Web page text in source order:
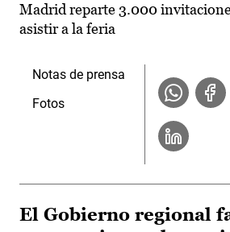
Madrid reparte 3.000
asistir a la feria
Notas de prensa
Fotos
El Gobierno regional